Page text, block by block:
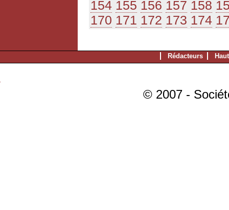
154 155 156 157 158
170 171 172 173 174
Rédacteurs
© 2007 -